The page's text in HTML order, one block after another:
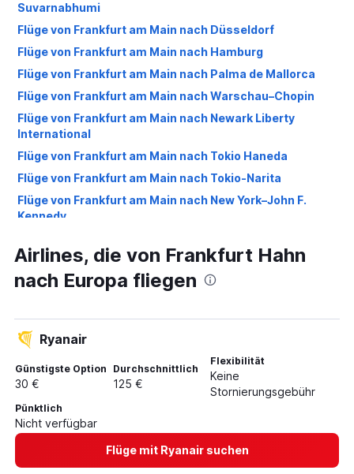
Suvarnabhumi
Flüge von Frankfurt am Main nach Düsseldorf
Flüge von Frankfurt am Main nach Hamburg
Flüge von Frankfurt am Main nach Palma de Mallorca
Flüge von Frankfurt am Main nach Warschau–Chopin
Flüge von Frankfurt am Main nach Newark Liberty
International
Flüge von Frankfurt am Main nach Tokio Haneda
Flüge von Frankfurt am Main nach Tokio-Narita
Flüge von Frankfurt am Main nach New York–John F.
Kennedy
Flüge von Frankfurt am Main nach Venedig M.P.
Flüge von Frankfurt am Main nach London Gatwick
Flüge von Frankfurt am Main nach Málaga
Flüge von Frankfurt Hahn nach Palma de Mallorca
Flüge von Frankfurt am Main nach Nürnberg
Flüge von Frankfurt am Main nach Istanbul
Flüge von Frankfurt am Main nach Krakau
Flüge von Frankfurt am Main nach Leipzig
Airlines, die von Frankfurt Hahn
nach Europa fliegen
Ryanair
Günstigste Option
30 €
Durchschnittlich
125 €
Flexibilität
Keine
Stornierungsgebühr
Pünktlich
Nicht verfügbar
Flüge mit Ryanair suchen